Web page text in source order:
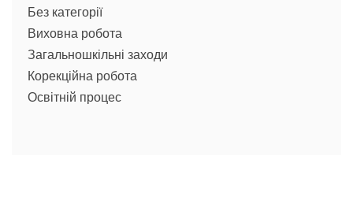
Без категорії
Виховна робота
Загальношкільні заходи
Корекційна робота
Освітній процес